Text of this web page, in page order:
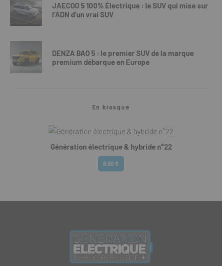
JAECOO 5 100% Électrique : le SUV qui mise sur
l’ADN d’un vrai SUV
DENZA BAO 5 : le premier SUV de la marque
premium débarque en Europe
En kiosque
Génération électrique & hybride n°22
6.90 €